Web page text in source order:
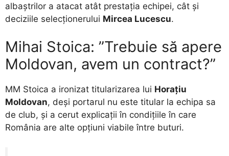
albaștrilor a atacat atât prestația echipei, cât și
deciziile selecționerului Mircea Lucescu.
Mihai Stoica: ”Trebuie să apere
Moldovan, avem un contract?”
MM Stoica a ironizat titularizarea lui Horațiu
Moldovan, deși portarul nu este titular la echipa sa
de club, și a cerut explicații în condițiile în care
România are alte opțiuni viabile între buturi.